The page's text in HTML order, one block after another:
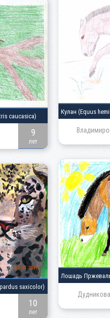
Кулан (Equus
caucasica)
9
лет
Лошадь
saxicolor)
10
лет